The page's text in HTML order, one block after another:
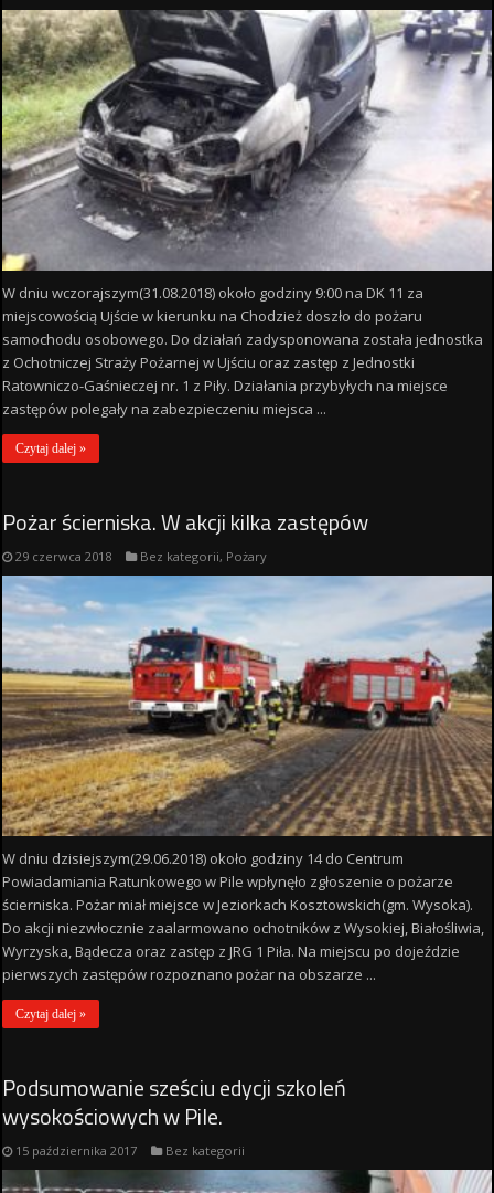
W dniu wczorajszym(31.08.2018) około godziny 9:00 na DK 11 za
miejscowością Ujście w kierunku na Chodzież doszło do pożaru
samochodu osobowego. Do działań zadysponowana została jednostka
z Ochotniczej Straży Pożarnej w Ujściu oraz zastęp z Jednostki
Ratowniczo-Gaśnieczej nr. 1 z Piły. Działania przybyłych na miejsce
zastępów polegały na zabezpieczeniu miejsca ...
Czytaj dalej »
Pożar ścierniska. W akcji kilka zastępów
29 czerwca 2018 Bez kategorii, Pożary
W dniu dzisiejszym(29.06.2018) około godziny 14 do Centrum
Powiadamiania Ratunkowego w Pile wpłynęło zgłoszenie o pożarze
ścierniska. Pożar miał miejsce w Jeziorkach Kosztowskich(gm. Wysoka).
Do akcji niezwłocznie zaalarmowano ochotników z Wysokiej, Białośliwia,
Wyrzyska, Bądecza oraz zastęp z JRG 1 Piła. Na miejscu po dojeździe
pierwszych zastępów rozpoznano pożar na obszarze ...
Czytaj dalej »
Podsumowanie sześciu edycji szkoleń
wysokościowych w Pile.
15 października 2017 Bez kategorii